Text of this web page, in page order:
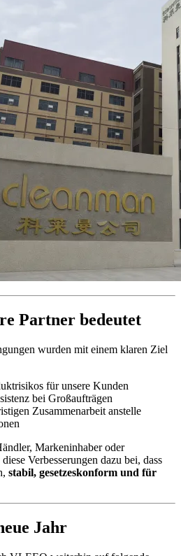
Partner bedeutet
wurden mit einem klaren Ziel
für unsere Kunden
bei Großaufträgen
Zusammenarbeit anstelle
Markeninhaber oder
Verbesserungen dazu bei, dass
stabil, gesetzeskonform und für
Jahr